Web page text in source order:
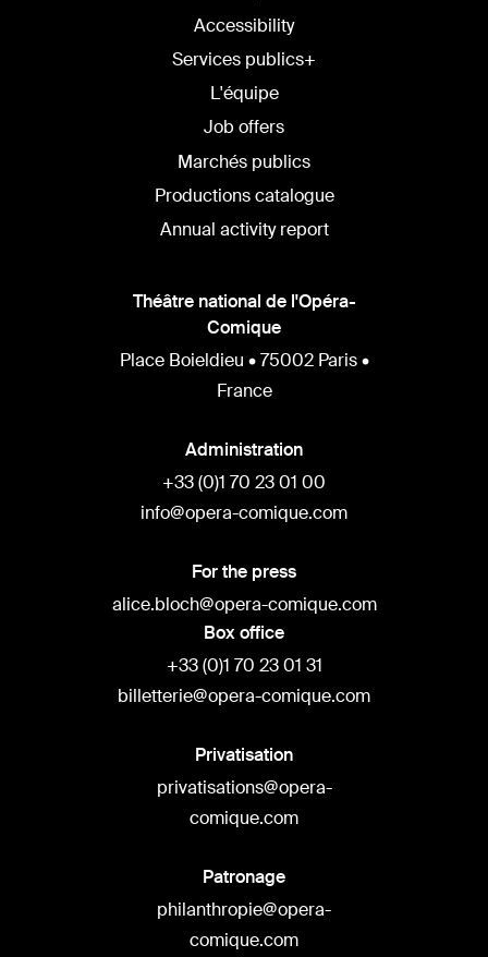
Accessibility
Services publics+
L'équipe
Job offers
Marchés publics
Productions catalogue
Annual activity report
Théâtre national de l'Opéra-
Comique
Place Boieldieu • 75002 Paris •
France
Administration
+33 (0)1 70 23 01 00
info@opera-comique.com
For the press
alice.bloch@opera-comique.com
Box office
+33 (0)1 70 23 01 31
billetterie@opera-comique.com
Privatisation
privatisations@opera-
comique.com
Patronage
philanthropie@opera-
comique.com